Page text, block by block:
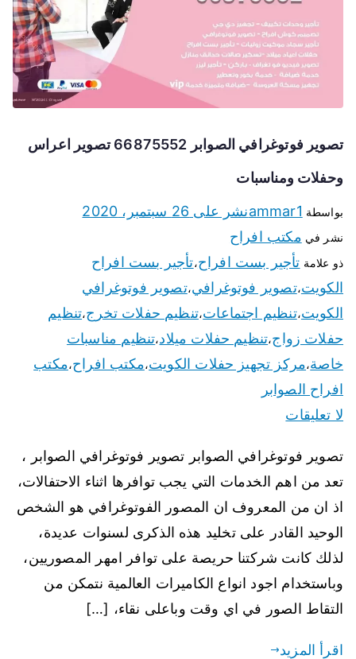
تصوير فوتوغرافي الصوابر 66875552 تصوير اعراس
وحفلات ومناسبات
بواسطة ammar1نشر على 26 سبتمبر، 2020
نشر في مكتب افراح
ذو علامة تأجير بست افراح،تأجير بست افراح
الكويت،تصوير فوتوغرافي،تصوير فوتوغرافي
الكويت،تنظيم اجتماعات،تنظيم حفلات تخرج،تنظيم
حفلات زواج،تنظيم حفلات ميلاد،تنظيم مناسبات
خاصة،مركز تجهيز حفلات الكويت،مكتب افراح،مكتب
افراح الصوابر
لا تعليقات
تصوير فوتوغرافي الصوابر تصوير فوتوغرافي الصوابر ،
تعد من اهم الخدمات التي يجب توافرها اثناء الاحتفالات،
اذ ان من المعروف ان المصور الفوتوغرافي هو الشخص
الوحيد القادر على تخليد هذه الذكرى لسنوات عديدة،
لذلك كانت شركتنا حريصة على توافر امهر المصوريين،
وباستخدام اجود انواع الكاميرات العالمية نتمكن من
التقاط الصور في اي وقت وباعلى نقاء، […]
اقرأ المزيد